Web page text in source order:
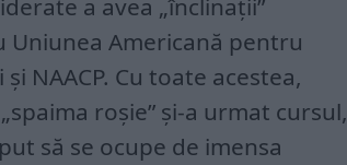
a avea „înclinații”
Uniunea Americană pentru
NAACP. Cu toate acestea,
roșie” și-a urmat cursul,
să se ocupe de imensa